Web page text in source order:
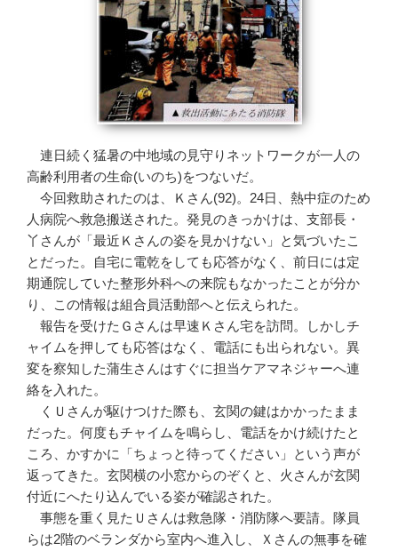
連日続く猛暑の中地域の見守りネットワークが一人の
高齢利用者の生命(いのち)をつないだ。
今回救助されたのは、Ｋさん(92)。24日、熱中症のため
人病院へ救急搬送された。発見のきっかけは、支部長・
丫さんが「最近Ｋさんの姿を見かけない」と気づいたこ
とだった。自宅に電乾をしても応答がなく、前日には定
期通院していた整形外科への来院もなかったことが分か
り、この情報は組合員活動部へと伝えられた。
報告を受けたＧさんは早速Ｋさん宅を訪問。しかしチ
ャイムを押しても応答はなく、電話にも出られない。異
変を察知した蒲生さんはすぐに担当ケアマネジャーへ連
絡を入れた。
くＵさんが駆けつけた際も、玄関の鍵はかかったまま
だった。何度もチャイムを鳴らし、電話をかけ続けたと
ころ、かすかに「ちょっと待ってください」という声が
返ってきた。玄関横の小窓からのぞくと、火さんが玄関
付近にへたり込んでいる姿が確認された。
事態を重く見たＵさんは救急隊・消防隊へ要請。隊員
らは2階のベランダから室内へ進入し、Ｘさんの無事を確